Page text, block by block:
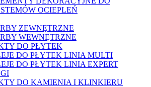
OCIEPLEŃ
ZEWNĘTRZNE
WEWNĘTRZNE
DO PŁYTEK
DO PŁYTEK LINIA MULTI
DO PŁYTEK LINIA EXPERT
DO KAMIENIA I KLINKIERU